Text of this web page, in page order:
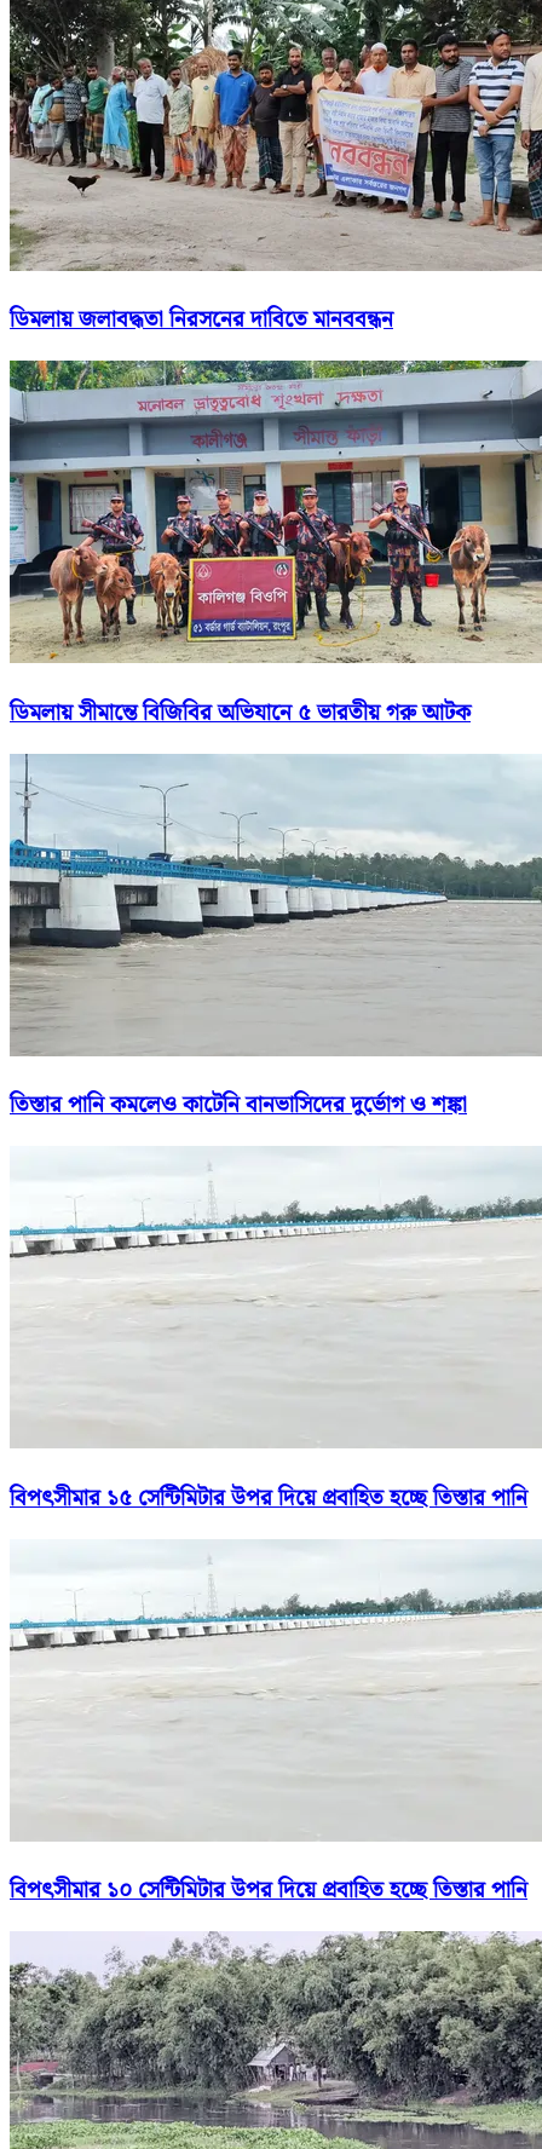
ডিমলায় জলাবদ্ধতা নিরসনের দাবিতে মানববন্ধন
ডিমলায় সীমান্তে বিজিবির অভিযানে ৫ ভারতীয় গরু আটক
তিস্তার পানি কমলেও কাটেনি বানভাসিদের দুর্ভোগ ও শঙ্কা
বিপৎসীমার ১৫ সেন্টিমিটার উপর দিয়ে প্রবাহিত হচ্ছে তিস্তার পানি
বিপৎসীমার ১০ সেন্টিমিটার উপর দিয়ে প্রবাহিত হচ্ছে তিস্তার পানি